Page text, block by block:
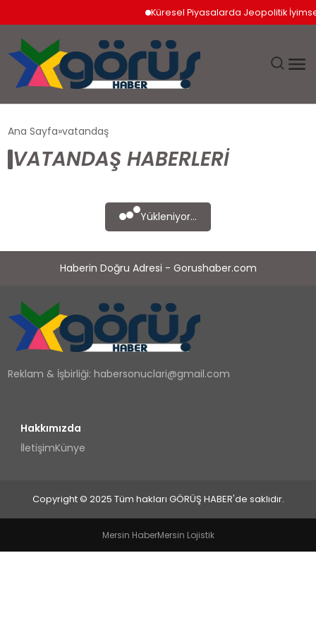
Küresel Piyasalarda Jeopolitik
EKONOMI
SPOR
TEKNOLOJI
YAŞAM
Ana Sayfa vatandaş
VATANDAŞ HABERLERI
Yükleniyor...
Haberin Doğru Adresi - Gorushaber.com
Reklam & İşbirliği:habersonuclari@gmail.com
Hakkımızda
İletişimKünye
Copyright © 2025 Tüm hakları GÖRÜŞ HABER'de saklıdır.
Mersin HaberMersin Lojistik